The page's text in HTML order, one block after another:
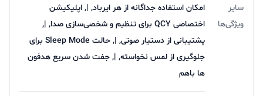
بررسی طراحی و باتری T13X
T13X
ساده است و نسبت به قیمت آن ساختار
سایر
ویژگی‌ها
امکان استفاده جداگانه از هر ایرباد, |, اپلیکیشن
اختصاصی QCY برای تنظیم و شخصی‌سازی صدا, |,
پشتیبانی از دستیار صوتی, |, حالت Sleep Mode برای
جلوگیری از لمس نخواسته, |, جفت شدن سریع هدفون
ها باهم